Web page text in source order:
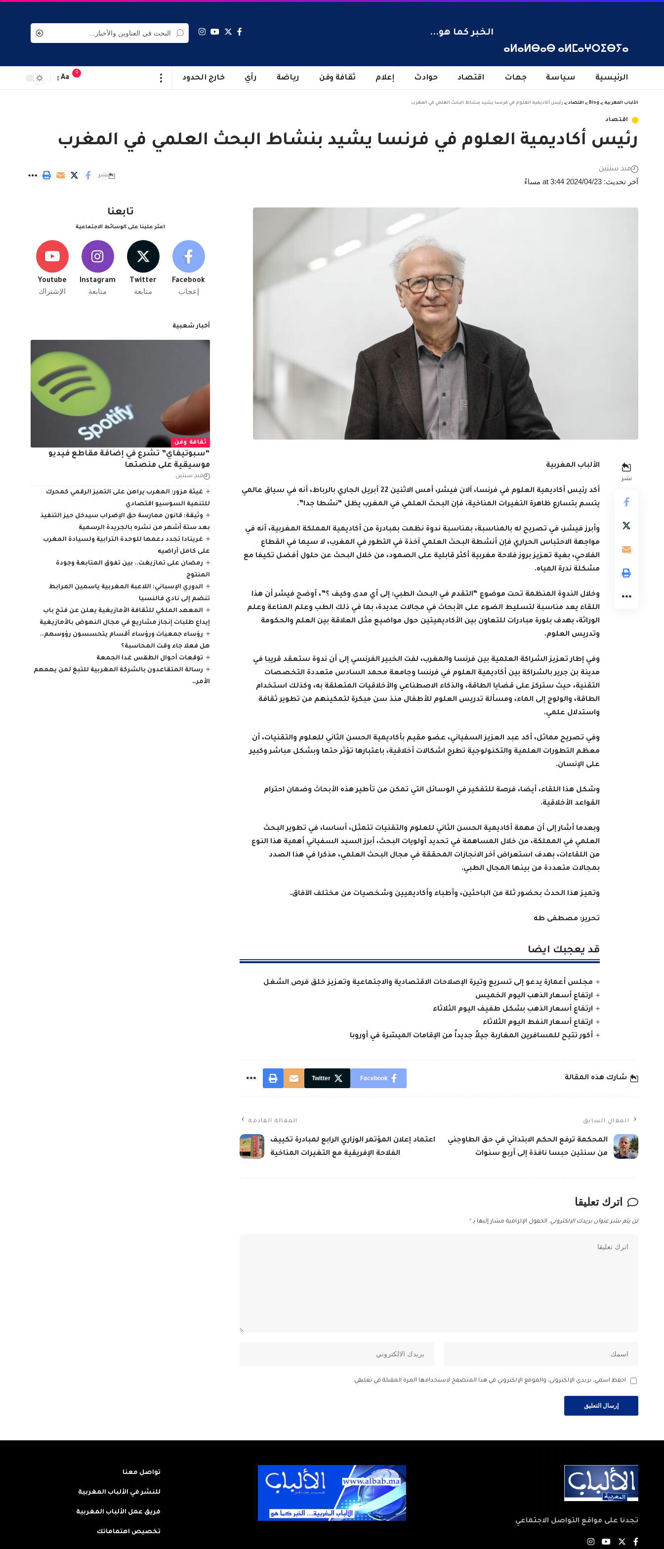
ⴰⵍⴰⵍⴱⴰⴱ ⴰⵍⵎⴰⵖⵔⵉⴱⵢⴰ
الخبر كما هو...
الرئيسية سياسة جهات اقتصاد حوادث إعلام ثقافة وفن رياضة رأي خارج الحدود
9
Aa
الألباب المغربية >
Blog
> اقتصاد > رئيس أكاديمية العلوم في فرنسا يشيد بنشاط البحث العلمي في المغرب
اقتصاد
رئيس أكاديمية العلوم في فرنسا يشيد بنشاط البحث العلمي في المغرب
آخر تحديث: 2024/04/23 at 3:44 مساءً
منذ سنتين
نشر
نشر
الألباب المغربية
أكد رئيس أكاديمية العلوم في فرنسا، آلان فيشر، أمس الاثنين 22 أبريل الجاري بالرباط، أنه في سياق عالمي
يتسم بتسارع ظاهرة التغيرات المناخية، فإن البحث العلمي في المغرب يظل “نشطا جدا”.
وأبرز فيشر، في تصريح له بالمناسبة، بمناسبة ندوة نظمت بمبادرة من أكاديمية المملكة المغربية، أنه في
مواجهة الاحتباس الحراري فإن أنشطة البحث العلمي آخذة في التطور في المغرب، لا سيما في القطاع
الفلاحي، بغية تعزيز بروز فلاحة مغربية أكثر قابلية على الصمود، من خلال البحث عن حلول أفضل تكيفا مع
مشكلة ندرة المياه.
وخلال الندوة المنظمة تحت موضوع “التقدم في البحث الطبي: إلى أي مدى وكيف ؟”، أوضح فيشر أن هذا
اللقاء يعد مناسبة لتسليط الضوء على الأبحاث في مجالات عديدة، بما في ذلك الطب وعلم المناعة وعلم
الوراثة، بهدف بلورة مبادرات للتعاون بين الأكاديميتين حول مواضيع مثل العلاقة بين العلم والحكومة
وتدريس العلوم.
وفي إطار تعزيز الشراكة العلمية بين فرنسا والمغرب، لفت الخبير الفرنسي إلى أن ندوة ستعقد قريبا في
مدينة بن جرير بالشراكة بين أكاديمية العلوم في فرنسا وجامعة محمد السادس متعددة التخصصات
التقنية، حيث ستركز على قضايا الطاقة، والذكاء الاصطناعي والأخلاقيات المتعلقة به، وكذلك استخدام
الطاقة، والولوج إلى الماء، ومسألة تدريس العلوم للأطفال منذ سن مبكرة لتمكينهم من تطوير ثقافة
واستدلال علمي.
وفي تصريح مماثل، أكد عبد العزيز السفياني، عضو مقيم بأكاديمية الحسن الثاني للعلوم والتقنيات، أن
معظم التطورات العلمية والتكنولوجية تطرح اشكالات أخلاقية، باعتبارها تؤثر حتما وبشكل مباشر وكبير
على الإنسان.
وشكل هذا اللقاء، أيضا، فرصة للتفكير في الوسائل التي تمكن من تأطير هذه الأبحاث وضمان احترام
القواعد الأخلاقية.
وبعدما أشار إلى أن مهمة أكاديمية الحسن الثاني للعلوم والتقنيات تتمثل، أساسا، في تطوير البحث
العلمي في المملكة، من خلال المساهمة في تحديد أولويات البحث، أبرز السيد السفياني أهمية هذا النوع
من اللقاءات، بهدف استعراض آخر الانجازات المحققة في مجال البحث العلمي، مذكرا في هذا الصدد
بمجالات متعددة من بينها المجال الطبي.
وتميز هذا الحدث بحضور ثلة من الباحثين، وأطباء وأكاديميين وشخصيات من مختلف الآفاق.
تحرير: مصطفى طه
قد يعجبك ايضا
مجلس أعمارة يدعو إلى تسريع وتيرة الإصلاحات الاقتصادية والاجتماعية وتعزيز خلق فرص الشغل
ارتفاع أسعار الذهب اليوم الخميس
ارتفاع أسعار الذهب بشكل طفيف اليوم الثلاثاء
ارتفاع أسعار النفط اليوم الثلاثاء
أكور تتيح للمسافرين المغاربة جيلاً جديداً من الإقامات الميسّرة في أوروبا
شارك هذه المقالة Facebook
Twitter
المقال السابق
المحكمة ترفع الحكم الابتدائي في حق الطاوجني
من سنتين حبسا نافذة إلى أربع سنوات
المقالة القادمة
اعتماد إعلان المؤتمر الوزاري الرابع لمبادرة تكييف
الفلاحة الإفريقية مع التغيرات المناخية
اترك تعليقا
لن يتم نشر عنوان بريدك الإلكتروني. الحقول الإلزامية مشار إليها بـ *
احفظ اسمي، بريدي الإلكتروني، والموقع الإلكتروني في هذا المتصفح لاستخدامها المرة المقبلة في تعليقي.
تابعنا
اعثر علينا على الوسائط الاجتماعية
Facebook
إعجاب
Twitter
متابعة
Instagram
متابعة
Youtube
الإشتراك
أخبار شعبية
ثقافة وفن
“سبوتيفاي” تشرع في إضافة مقاطع فيديو
موسيقية على منصتها
منذ سنتين
غيثة مزور: المغرب يراهن على التميز الرقمي كمحرك
للتنمية السوسيو اقتصادي
وثيقة: قانون ممارسة حق الإضراب سيدخل حيز التنفيذ
بعد ستة أشهر من نشره بالجريدة الرسمية
غرينادا تجدد دعمها للوحدة الترابية ولسيادة المغرب
على كامل أراضيه
رمضان على تمازيغت.. بين تفوق المتابعة وجودة
المنتوج
الدوري الإسباني: اللاعبة المغربية ياسمين المرابط
تنضم إلى نادي فالنسيا
المعهد الملكي للثقافة الأمازيغية يعلن عن فتح باب
إيداع طلبات إنجاز مشاريع في مجال النهوض بالأمازيغية
رؤساء جمعيات ورؤساء أقسام يتحسسون رؤوسهم..
هل فعلا جاء وقت المحاسبة؟
توقعات أحوال الطقس غدا الجمعة
رسالة المتقاعدون بالشركة المغربية للتبغ لمن يهمهم
الأمر…
تجدنا على مواقع التواصل الاجتماعي
تواصل معنا
للنشر في الألباب المغربية
فريق عمل الألباب المغربية
تخصيص اهتماماتك